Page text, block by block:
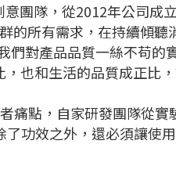
團隊，從2012年公司成
的所有需求，在持續傾
們對產品品質一絲不苟
也和生活的品質成正比
痛點，自家研發團隊從
功效之外，還必須讓使